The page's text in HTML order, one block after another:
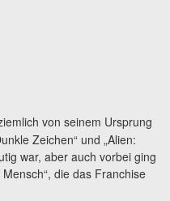
von seinem Ursprung
Zeichen“ und „Alien:
war, aber auch vorbei ging
die das Franchise